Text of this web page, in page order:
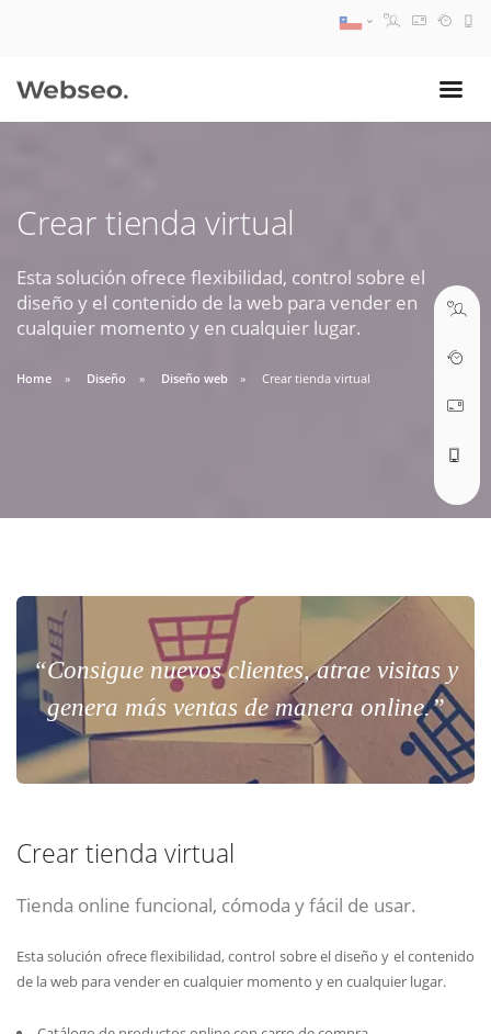
Crear tienda virtual
Esta solución ofrece flexibilidad, control sobre el
diseño y el contenido de la web para vender en
cualquier momento y en cualquier lugar.
Home Diseño Diseño web Crear tienda virtual
“Consigue nuevos clientes, atrae visitas y
genera más ventas de manera online.”
Crear tienda virtual
Tienda online funcional, cómoda y fácil de usar.
Esta solución ofrece flexibilidad, control sobre el diseño y el contenido
de la web para vender en cualquier momento y en cualquier lugar.
09:30 AM A 18:30 PM
soporte@webseo.cl
ABRIR TICKET